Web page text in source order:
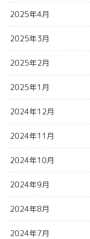
2025年4月
2025年3月
2025年2月
2025年1月
2024年12月
2024年11月
2024年10月
2024年9月
2024年8月
2024年7月